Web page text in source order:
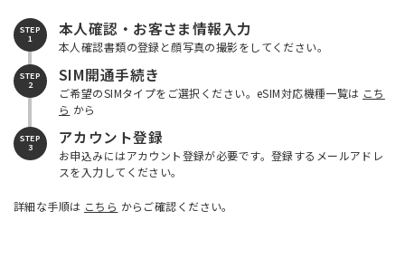
STEP
1
本人確認・お客さま情報入力
本人確認書類の登録と顔写真の撮影をしてください。
STEP
2
SIM開通手続き
ご希望のSIMタイプをご選択ください。eSIM対応機種一覧は こち
ら から
STEP
3
アカウント登録
お申込みにはアカウント登録が必要です。登録するメールアドレ
スを入力してください。
詳細な手順は こちら からご確認ください。